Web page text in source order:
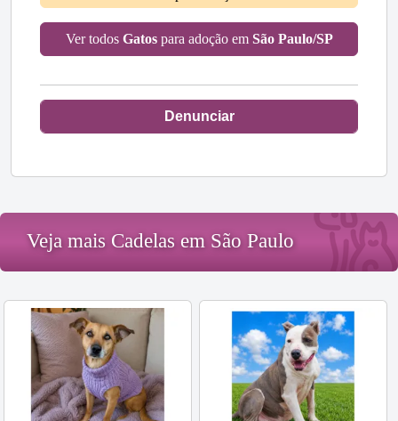
Ver todos Gatospara adoção em São Paulo/SP
Denunciar
Veja mais Cadelas em São Paulo